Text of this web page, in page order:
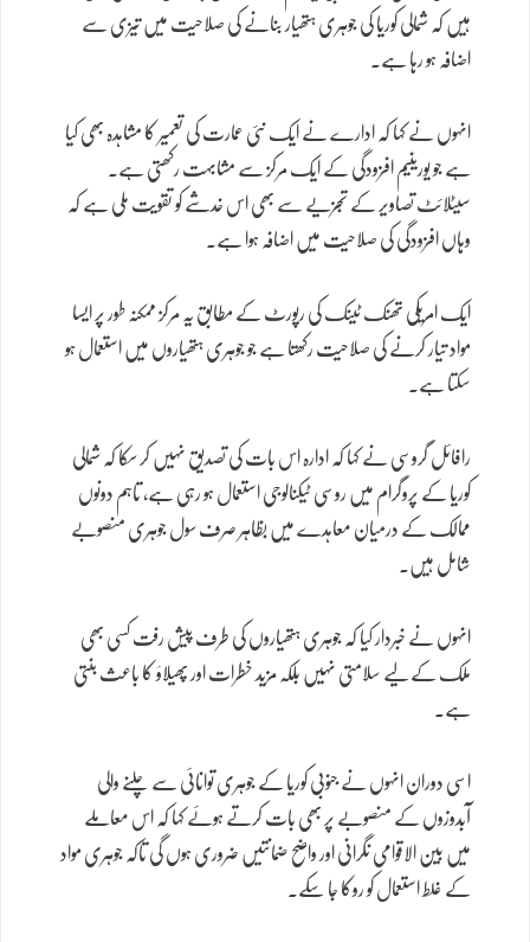
ہیں کہ شمالی کوریا کی جوہری ہتھیار بنانے کی صلاحیت میں تیزی سے
اضافہ ہو رہا ہے۔
انہوں نے کہا کہ ادارے نے ایک نئی عمارت کی تعمیر کا مشاہدہ بھی کیا
ہے جو یورینیم افزودگی کے ایک مرکز سے مشابہت رکھتی ہے۔
سیٹلائٹ تصاویر کے تجزیے سے بھی اس خدشے کو تقویت ملی ہے کہ
وہاں افزودگی کی صلاحیت میں اضافہ ہوا ہے۔
ایک امریکی تھنک ٹینک کی رپورٹ کے مطابق یہ مرکز ممکنہ طور پر ایسا
مواد تیار کرنے کی صلاحیت رکھتا ہے جو جوہری ہتھیاروں میں استعمال ہو
سکتا ہے۔
رافائل گروسی نے کہا کہ ادارہ اس بات کی تصدیق نہیں کر سکا کہ شمالی
کوریا کے پروگرام میں روسی ٹیکنالوجی استعمال ہو رہی ہے، تاہم دونوں
ممالک کے درمیان معاہدے میں بظاہر صرف سول جوہری منصوبے
شامل ہیں۔
انہوں نے خبردار کیا کہ جوہری ہتھیاروں کی طرف پیش رفت کسی بھی
ملک کے لیے سلامتی نہیں بلکہ مزید خطرات اور پھیلاؤ کا باعث بنتی
ہے۔
اسی دوران انہوں نے جنوبی کوریا کے جوہری توانائی سے چلنے والی
آبدوزوں کے منصوبے پر بھی بات کرتے ہوئے کہا کہ اس معاملے
میں بین الاقوامی نگرانی اور واضح ضمانتیں ضروری ہوں گی تاکہ جوہری مواد
کے غلط استعمال کو روکا جا سکے۔